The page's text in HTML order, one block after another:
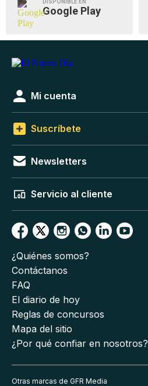
Google Play
Mi cuenta
Suscríbete
Newsletters
Servicio al cliente
¿Quiénes somos?
Contáctanos
FAQ
El diario de hoy
Reglas de concursos
Mapa del sitio
¿Por qué confiar en nosotros?
Otras marcas de GFR Media